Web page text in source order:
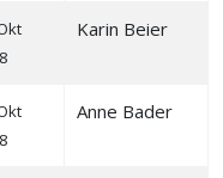
Karin Beier
Anne Bader